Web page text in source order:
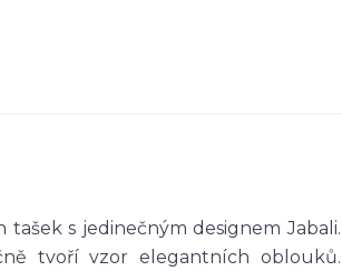
s jedinečným designem Jabali.
tvoří vzor elegantních oblouků.